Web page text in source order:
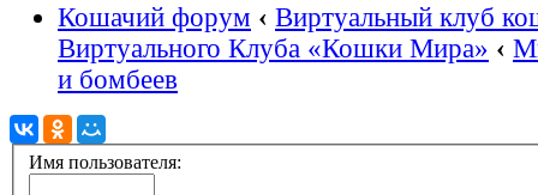
Кошачий форум ‹ Виртуальный клуб
Виртуального Клуба «Кошки Мира» ‹
и бомбеев
Имя пользователя: